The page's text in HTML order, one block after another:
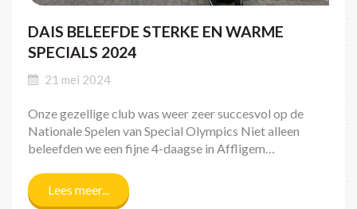
DAIS BELEEFDE STERKE EN WARME
SPECIALS 2024
21 mei 2024
Onze gezellige club was weer zeer succesvol op de
Nationale Spelen van Special Olympics Niet alleen
beleefden we een fijne 4-daagse in Affligem…
Lees meer...